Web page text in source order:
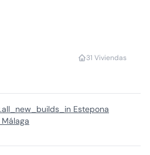
31 Viviendas
Estepona